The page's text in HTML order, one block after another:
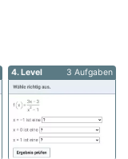
4. Level 3 Aufgaben